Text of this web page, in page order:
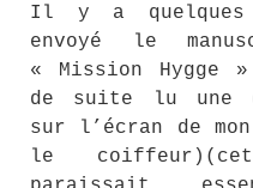
Il y a
envoyé le
« Mission
de suite lu une
sur l’écran de
le